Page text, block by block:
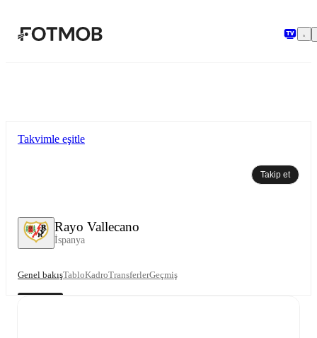
Rayo Vallecano
İspanya
Takvimle eşitle
Takip et
Genel bakışTabloKadroTransferlerGeçmiş